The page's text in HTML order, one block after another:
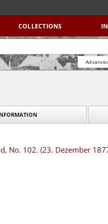
COLLECTIONS
No. 102. (23. Dezember